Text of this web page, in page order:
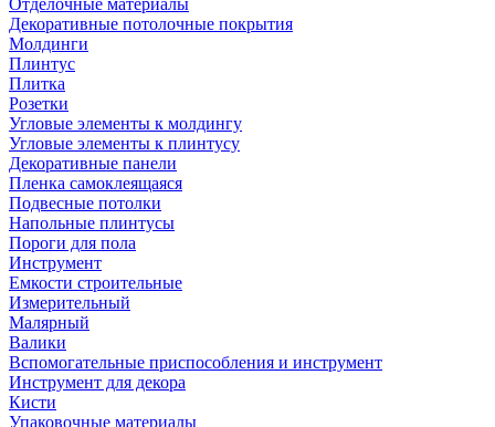
Отделочные материалы
Декоративные потолочные покрытия
Молдинги
Плинтус
Плитка
Розетки
Угловые элементы к молдингу
Угловые элементы к плинтусу
Декоративные панели
Пленка самоклеящаяся
Подвесные потолки
Напольные плинтусы
Пороги для пола
Инструмент
Емкости строительные
Измерительный
Малярный
Валики
Вспомогательные приспособления и инструмент
Инструмент для декора
Кисти
Упаковочные материалы